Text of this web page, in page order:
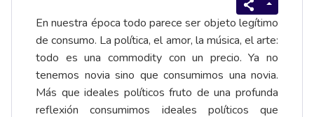
En nuestra época todo parece ser objeto legítimo
de consumo. La política, el amor, la música, el arte:
todo es una commodity con un precio. Ya no
tenemos novia sino que consumimos una novia.
Más que ideales políticos fruto de una profunda
reflexión consumimos ideales políticos que